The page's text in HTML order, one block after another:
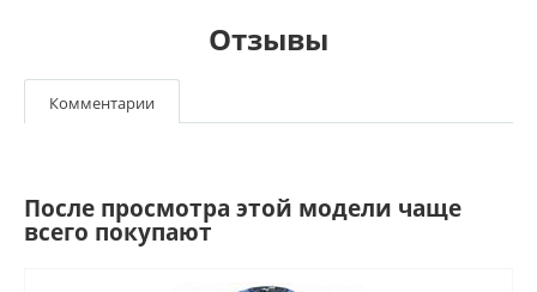
Отзывы
Комментарии
После просмотра этой модели чаще
всего покупают